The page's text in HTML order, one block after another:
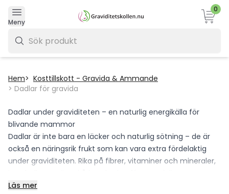
Meny
0
Hem
Kosttillskott - Gravida & Ammande
Dadlar för gravida
Dadlar under graviditeten – en naturlig energikälla för
blivande mammor
Dadlar är inte bara en läcker och naturlig sötning – de är
också en näringsrik frukt som kan vara extra fördelaktig
under graviditeten. Rika på fibrer, vitaminer och mineraler,
hälsosam graviditet och underlätta förlossningen.
Läs mer